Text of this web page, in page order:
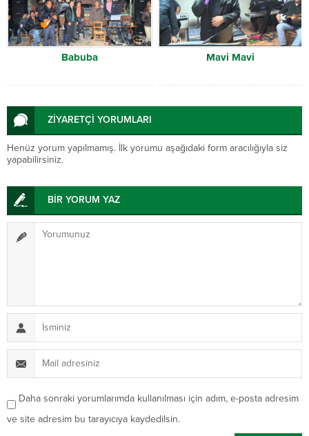
Babuba Mavi Mavi
ZİYARETÇİ YORUMLARI
Henüz yorum yapılmamış. İlk yorumu aşağıdaki form aracılığıyla siz
yapabilirsiniz.
BİR YORUM YAZ
Daha sonraki yorumlarımda kullanılması için adım, e-posta adresim
ve site adresim bu tarayıcıya kaydedilsin.